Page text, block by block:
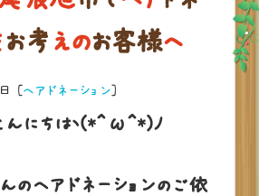
お考 えのお客様へ
[ヘアドネーション]
にちはヽ(*＾ω＾*)ﾉ
のヘアドネーションのご依